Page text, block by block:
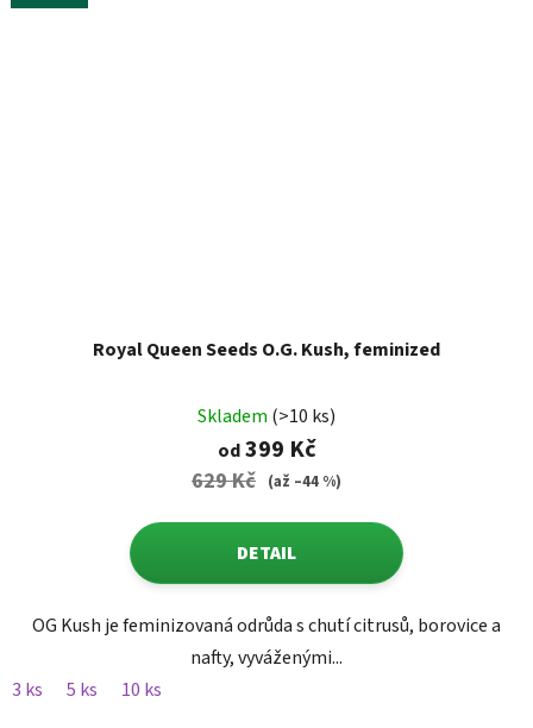
Royal Queen Seeds O.G. Kush, feminized
Skladem (>10 ks)
od399 Kč
629 Kč (až –44 %)
DETAIL
OG Kush je feminizovaná odrůda s chutí citrusů, borovice a
nafty, vyváženými...
3 ks
5 ks 10 ks